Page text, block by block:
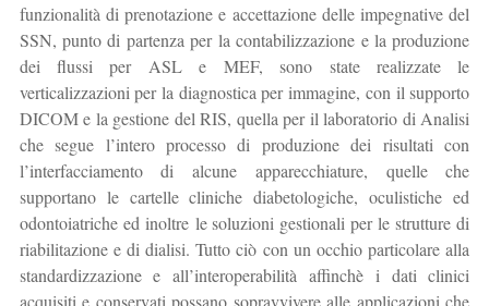
funzionalità di prenotazione e accettazione delle impegnative del
SSN, punto di partenza per la contabilizzazione e la produzione
dei flussi per ASL e MEF, sono state realizzate le
verticalizzazioni per la diagnostica per immagine, con il supporto
DICOM e la gestione del RIS, quella per il laboratorio di Analisi
che segue l’intero processo di produzione dei risultati con
l’interfacciamento di alcune apparecchiature, quelle che
supportano le cartelle cliniche diabetologiche, oculistiche ed
odontoiatriche ed inoltre le soluzioni gestionali per le strutture di
riabilitazione e di dialisi. Tutto ciò con un occhio particolare alla
standardizzazione e all’interoperabilità affinchè i dati clinici
acquisiti e conservati possano sopravvivere alle applicazioni che